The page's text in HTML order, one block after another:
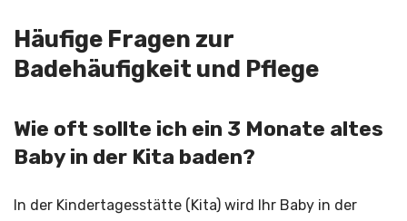
Häufige Fragen zur
Badehäufigkeit und Pflege
Wie oft sollte ich ein 3 Monate altes
Baby in der Kita baden?
In der Kindertagesstätte (Kita) wird Ihr Baby in der